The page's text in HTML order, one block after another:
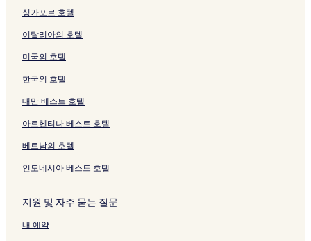
o
S
p
r
i
g
u
a
m
a
a
u
이
를
여
는
링
는
크
여
링
크
R
s
o
r
t
이
를
는
링
크
지
여
는
링
크
h
l
a
s
s
A
B
s
e
n
페
지
K
N
A
W
A
A
A
페
이
지
여
링
이
를
여
는
링
여
링
크
o
k
i
B
e
c
페
지
를
여
링
a
a
페
이
지
여
링
m
i
d
e
페
지
여
링
크
를
는
링
크
a
i
l
i
a
이
를
는
링
크
u
이
지
를
여
링
싱가포르 호텔
이탈리아의 호텔
미국의 호텔
한국의 호텔
대만 베스트 호텔
아르헨티나 베스트 호텔
베트남의 호텔
인도네시아 베스트 호텔
지원 및 자주 묻는 질문
내 예약